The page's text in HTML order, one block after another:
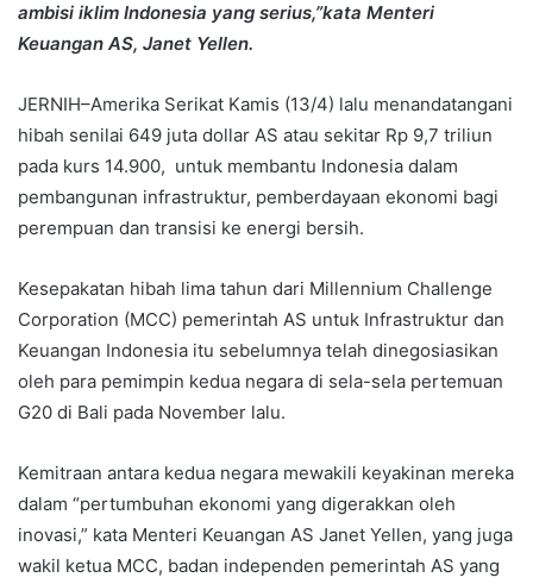
ambisi iklim Indonesia yang serius,”kata Menteri
Keuangan AS, Janet Yellen.
JERNIH–Amerika Serikat Kamis (13/4) lalu menandatangani
hibah senilai 649 juta dollar AS atau sekitar Rp 9,7 triliun
pada kurs 14.900, untuk membantu Indonesia dalam
pembangunan infrastruktur, pemberdayaan ekonomi bagi
perempuan dan transisi ke energi bersih.
Kesepakatan hibah lima tahun dari Millennium Challenge
Corporation (MCC) pemerintah AS untuk Infrastruktur dan
Keuangan Indonesia itu sebelumnya telah dinegosiasikan
oleh para pemimpin kedua negara di sela-sela pertemuan
G20 di Bali pada November lalu.
Kemitraan antara kedua negara mewakili keyakinan mereka
dalam “pertumbuhan ekonomi yang digerakkan oleh
inovasi,” kata Menteri Keuangan AS Janet Yellen, yang juga
wakil ketua MCC, badan independen pemerintah AS yang